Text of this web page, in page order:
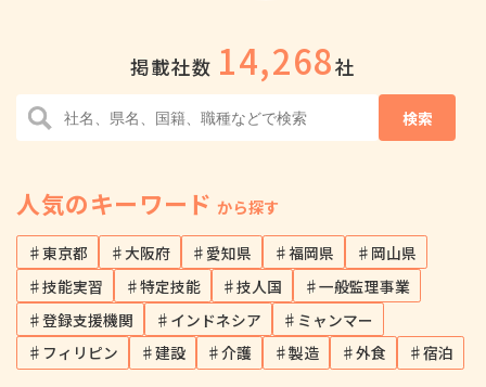
掲載社数 14,268社
人気のキーワード から探す
♯東京都 ♯大阪府 ♯愛知県 ♯福岡県
♯岡山県
♯技能実習
♯特定技能 ♯技人国
♯一般監理事業
♯登録支援機関
♯インドネシア
♯ミャンマー
♯フィリピン
♯建設 ♯介護 ♯製造 ♯外食 ♯宿泊